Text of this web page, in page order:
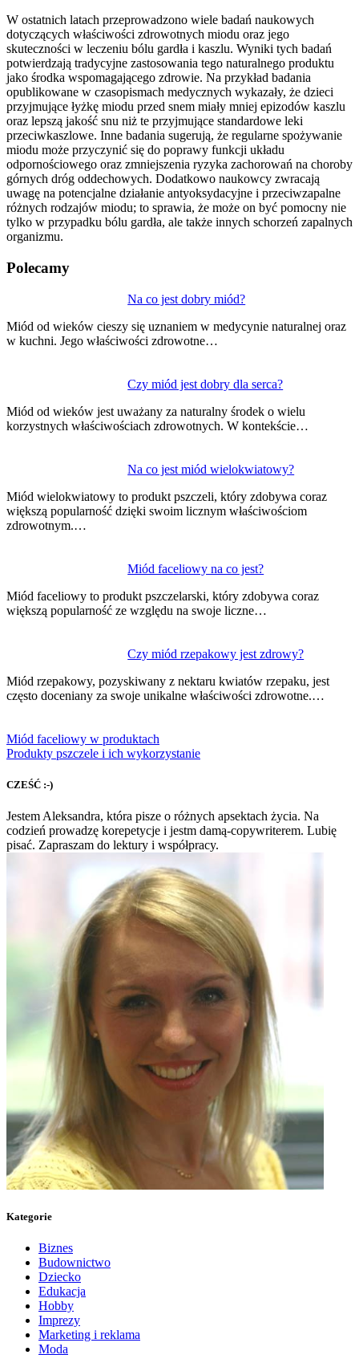
W ostatnich latach przeprowadzono wiele badań naukowych
dotyczących właściwości zdrowotnych miodu oraz jego
skuteczności w leczeniu bólu gardła i kaszlu. Wyniki tych badań
potwierdzają tradycyjne zastosowania tego naturalnego produktu
jako środka wspomagającego zdrowie. Na przykład badania
opublikowane w czasopismach medycznych wykazały, że dzieci
przyjmujące łyżkę miodu przed snem miały mniej epizodów kaszlu
oraz lepszą jakość snu niż te przyjmujące standardowe leki
przeciwkaszlowe. Inne badania sugerują, że regularne spożywanie
miodu może przyczynić się do poprawy funkcji układu
odpornościowego oraz zmniejszenia ryzyka zachorowań na choroby
górnych dróg oddechowych. Dodatkowo naukowcy zwracają
uwagę na potencjalne działanie antyoksydacyjne i przeciwzapalne
różnych rodzajów miodu; to sprawia, że może on być pomocny nie
tylko w przypadku bólu gardła, ale także innych schorzeń zapalnych
organizmu.
Polecamy
Na co jest dobry miód?
Miód od wieków cieszy się uznaniem w medycynie naturalnej oraz
w kuchni. Jego właściwości zdrowotne…
Czy miód jest dobry dla serca?
Miód od wieków jest uważany za naturalny środek o wielu
korzystnych właściwościach zdrowotnych. W kontekście…
Na co jest miód wielokwiatowy?
Miód wielokwiatowy to produkt pszczeli, który zdobywa coraz
większą popularność dzięki swoim licznym właściwościom
zdrowotnym.…
Miód faceliowy na co jest?
Miód faceliowy to produkt pszczelarski, który zdobywa coraz
większą popularność ze względu na swoje liczne…
Czy miód rzepakowy jest zdrowy?
Miód rzepakowy, pozyskiwany z nektaru kwiatów rzepaku, jest
często doceniany za swoje unikalne właściwości zdrowotne.…
wpisu
Miód faceliowy w produktach
Produkty pszczele i ich wykorzystanie
CZEŚĆ :-)
Jestem Aleksandra, która pisze o różnych apsektach życia. Na
codzień prowadzę korepetycje i jestm damą-copywriterem. Lubię
pisać. Zapraszam do lektury i współpracy.
Kategorie
Biznes
Budownictwo
Dziecko
Edukacja
Hobby
Imprezy
Marketing i reklama
Moda